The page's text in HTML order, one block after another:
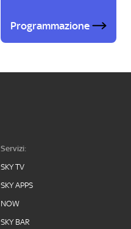
Programmazione
Servizi:
SKY TV
SKY APPS
NOW
SKY BAR